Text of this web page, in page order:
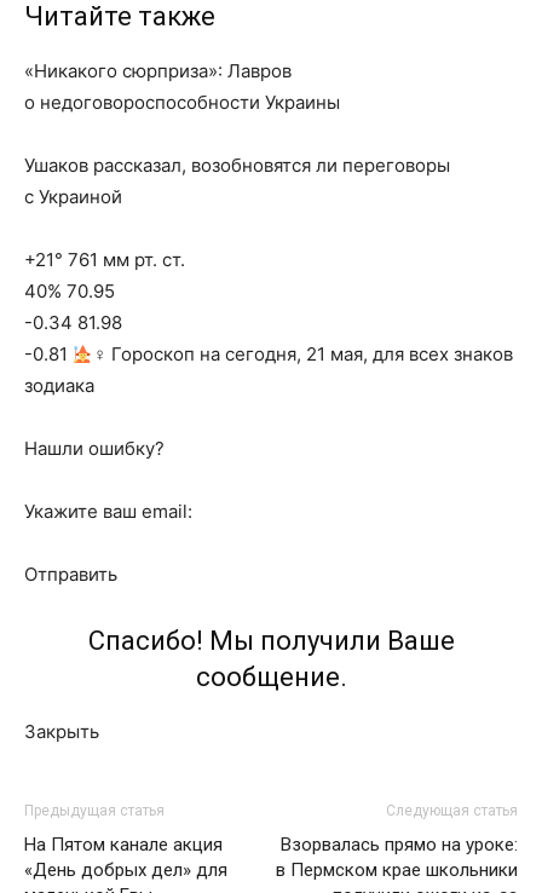
Читайте также
«Никакого сюрприза»: Лавров
о недоговороспособности Украины
Ушаков рассказал, возобновятся ли переговоры
с Украиной
+21° 761 мм рт. ст.
40% 70.95
-0.34 81.98
-0.81
‍♀ Гороскоп на сегодня, 21 мая, для всех знаков
зодиака
Нашли ошибку?
Укажите ваш email:
Отправить
Спасибо! Мы получили Ваше
сообщение.
Закрыть
Предыдущая статья
На Пятом канале акция
«День добрых дел» для
Следующая статья
Взорвалась прямо на уроке:
в Пермском крае школьники